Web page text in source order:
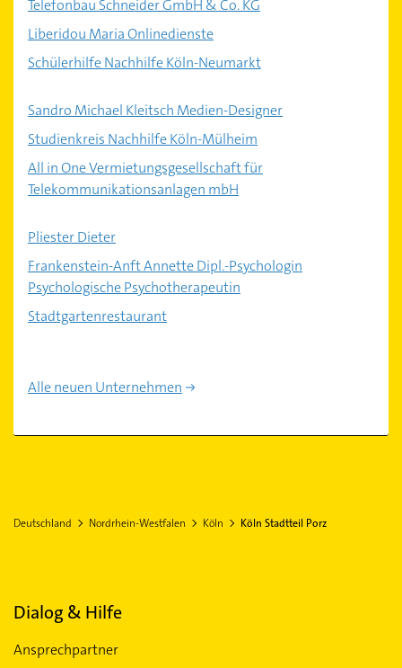
Telefonbau Schneider GmbH & Co. KG
Liberidou Maria Onlinedienste
Schülerhilfe Nachhilfe Köln-Neumarkt
Sandro Michael Kleitsch Medien-Designer
Studienkreis Nachhilfe Köln-Mülheim
All in One Vermietungsgesellschaft für
Telekommunikationsanlagen mbH
Pliester Dieter
Frankenstein-Anft Annette Dipl.-Psychologin
Psychologische Psychotherapeutin
Stadtgartenrestaurant
Alle neuen Unternehmen
Deutschland Nordrhein-Westfalen Köln Köln Stadtteil Porz
Dialog & Hilfe
Ansprechpartner